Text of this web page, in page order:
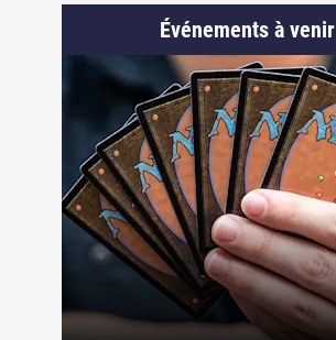
Événements à venir